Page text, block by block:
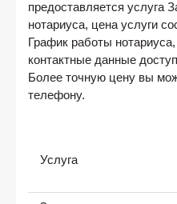
предоставляется услуга
нотариуса, цена услуги
График работы
контактные данные
Более точную цену вы
телефону.
Услуга